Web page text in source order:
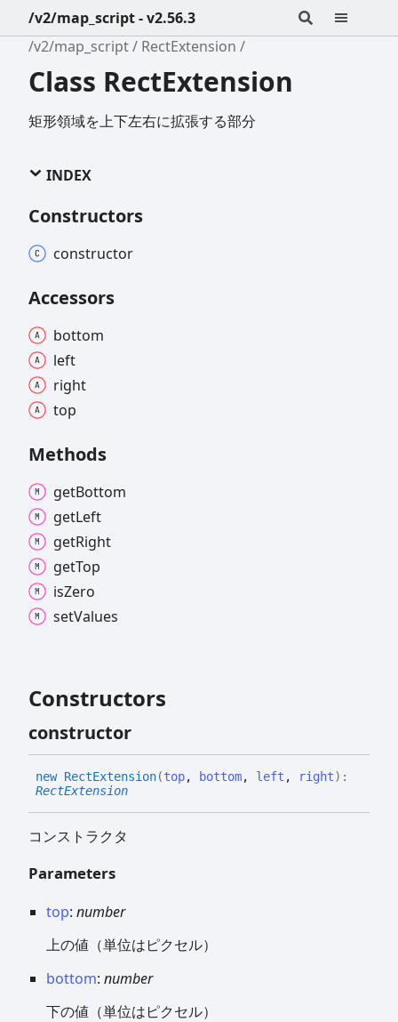
/v2/map_script - v2.56.3
/v2/map_script
RectExtension
Class RectExtension
矩形領域を上下左右に拡張する部分
INDEX
Constructors
constructor
Accessors
bottom
left
right
top
Methods
getBottom
getLeft
getRight
getTop
isZero
setValues
Constructors
constructor
new RectExtension(top, bottom, left , right) :
RectExtension
コンストラクタ
Parameters
top: number
上の値（単位はピクセル）
bottom: number
下の値（単位はピクセル）